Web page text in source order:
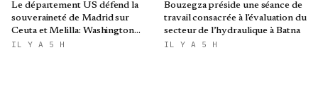
Le département US défend la
souveraineté de Madrid sur
Ceuta et Melilla: Washington
refroidit les ambitions
IL Y A 5 H
Bouzegza préside une séance de
travail consacrée à l'évaluation du
secteur de l’hydraulique à Batna
IL Y A 5 H